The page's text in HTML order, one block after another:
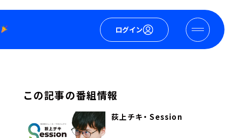
ログイン
この記事の番組情報
荻上チキ・ Session